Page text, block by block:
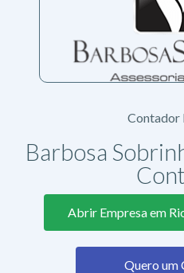
Contador
Barbosa
Abrir Empresa em
Quero um